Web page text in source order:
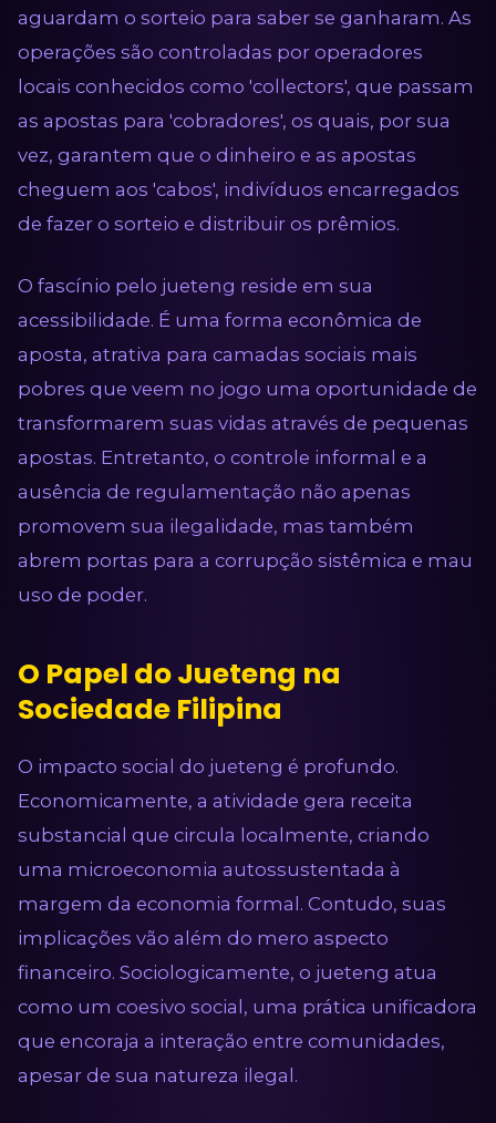
aguardam o sorteio para saber se ganharam. As
operações são controladas por operadores
locais conhecidos como 'collectors', que passam
as apostas para 'cobradores', os quais, por sua
vez, garantem que o dinheiro e as apostas
cheguem aos 'cabos', indivíduos encarregados
de fazer o sorteio e distribuir os prêmios.
O fascínio pelo jueteng reside em sua
acessibilidade. É uma forma econômica de
aposta, atrativa para camadas sociais mais
pobres que veem no jogo uma oportunidade de
transformarem suas vidas através de pequenas
apostas. Entretanto, o controle informal e a
ausência de regulamentação não apenas
promovem sua ilegalidade, mas também
abrem portas para a corrupção sistêmica e mau
uso de poder.
O Papel do Jueteng na
Sociedade Filipina
O impacto social do jueteng é profundo.
Economicamente, a atividade gera receita
substancial que circula localmente, criando
uma microeconomia autossustentada à
margem da economia formal. Contudo, suas
implicações vão além do mero aspecto
financeiro. Sociologicamente, o jueteng atua
como um coesivo social, uma prática unificadora
que encoraja a interação entre comunidades,
apesar de sua natureza ilegal.